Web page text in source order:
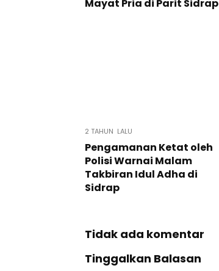
Mayat Pria di Parit Sidrap
2 TAHUN LALU
Pengamanan Ketat oleh
Polisi Warnai Malam
Takbiran Idul Adha di
Sidrap
Tidak ada komentar
Tinggalkan Balasan